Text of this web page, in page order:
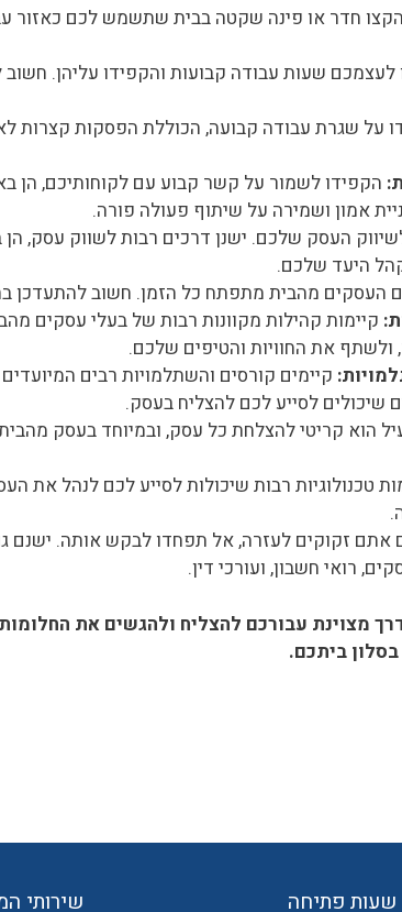
הקצו חדר או פינה שקטה בבית שתשמש לכם כאזור
לעצמכם שעות עבודה קבועות והקפידו עליהן. חשוב
על שגרת עבודה קבועה, הכוללת הפסקות קצרות
הקפידו לשמור על קשר קבוע עם לקוחותיכם, הן
אמון ושמירה על שיתוף פעולה פורה.
העסק שלכם. ישנן דרכים רבות לשווק עסק, הן
היעד שלכם.
העסקים מהבית מתפתח כל הזמן. חשוב
קיימות קהילות מקוונות רבות של בעלי עסקים
ולשתף את החוויות והטיפים שלכם.
קיימים קורסים והשתלמויות רבים
שיכולים לסייע לכם להצליח בעסק.
הוא קריטי להצלחת כל עסק, ובמיוחד בעסק
טכנולוגיות רבות שיכולות לסייע לכם לנהל
אתם זקוקים לעזרה, אל תפחדו לבקש אותה. ישנם
רואי חשבון, ועורכי דין.
מצוינת עבורכם להצליח ולהגשים את
ביתכם.
שעות פתיחה שירותי